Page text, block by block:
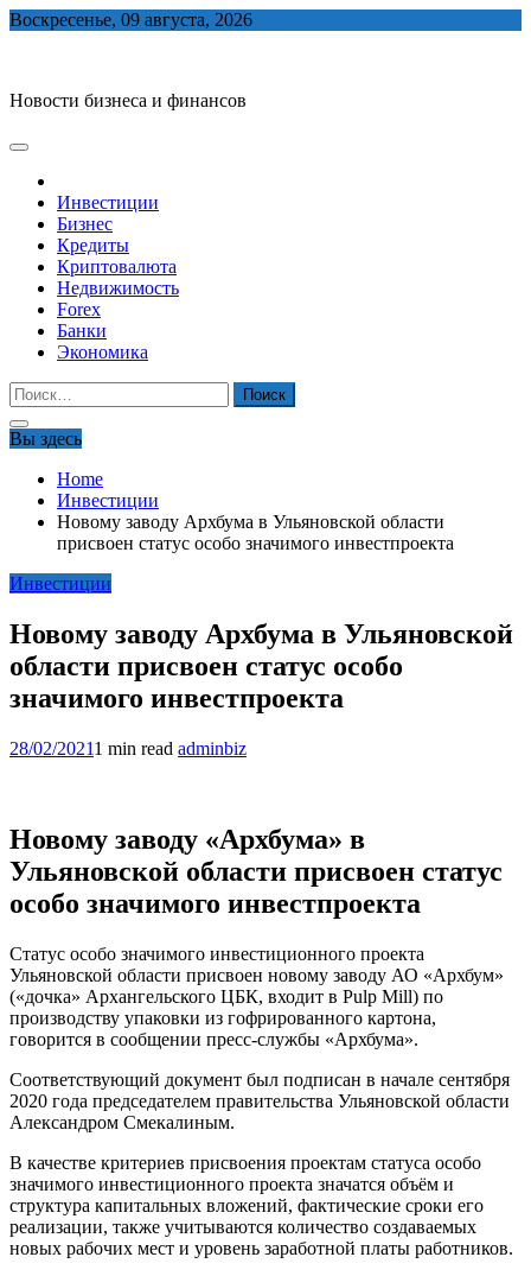
Skip
Воскресенье, 09 августа, 2026
Новости бизнеса и финансов
Инвестиции
Бизнес
Кредиты
Криптовалюта
Недвижимость
Forex
Банки
Экономика
Найти:
Вы здесь
Home
Инвестиции
Новому заводу Архбума в Ульяновской области
присвоен статус особо значимого инвестпроекта
Инвестиции
Новому заводу Архбума в Ульяновской
области присвоен статус особо
значимого инвестпроекта
28/02/20211 min read adminbiz
Новому заводу «Архбума» в
Ульяновской области присвоен статус
особо значимого инвестпроекта
Статус особо значимого инвестиционного проекта
Ульяновской области присвоен новому заводу АО «Архбум»
(«дочка» Архангельского ЦБК, входит в Pulp Mill) по
производству упаковки из гофрированного картона,
говорится в сообщении пресс-службы «Архбума».
Соответствующий документ был подписан в начале сентября
2020 года председателем правительства Ульяновской области
Александром Смекалиным.
В качестве критериев присвоения проектам статуса особо
значимого инвестиционного проекта значатся объём и
структура капитальных вложений, фактические сроки его
реализации, также учитываются количество создаваемых
новых рабочих мест и уровень заработной платы работников.